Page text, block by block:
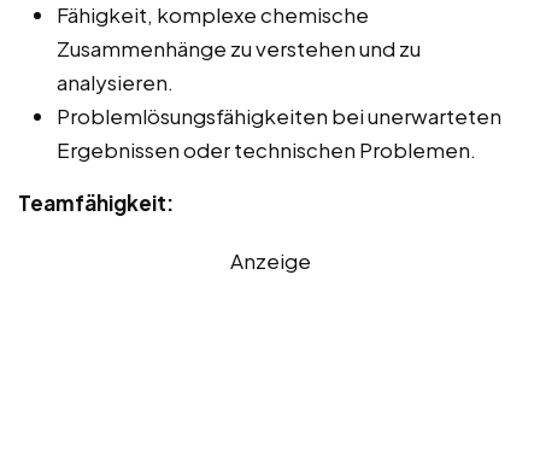
Fähigkeit, komplexe chemische
Zusammenhänge zu verstehen und zu
analysieren.
Problemlösungsfähigkeiten bei unerwarteten
Ergebnissen oder technischen Problemen.
Teamfähigkeit:
Anzeige